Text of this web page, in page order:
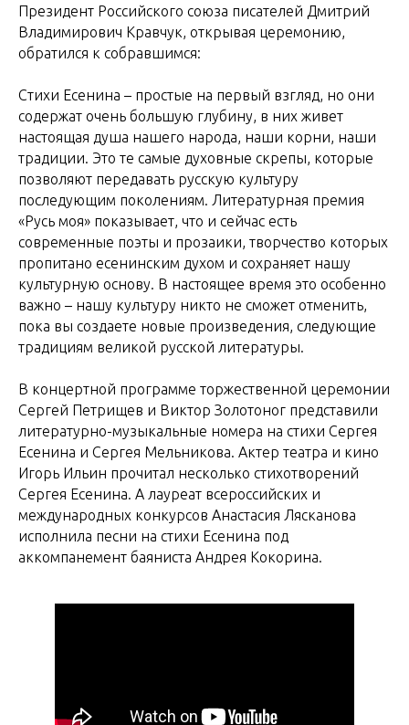
Президент Российского союза писателей Дмитрий
Владимирович Кравчук, открывая церемонию,
обратился к собравшимся:
Стихи Есенина – простые на первый взгляд, но они
содержат очень большую глубину, в них живет
настоящая душа нашего народа, наши корни, наши
традиции. Это те самые духовные скрепы, которые
позволяют передавать русскую культуру
последующим поколениям. Литературная премия
«Русь моя» показывает, что и сейчас есть
современные поэты и прозаики, творчество которых
пропитано есенинским духом и сохраняет нашу
культурную основу. В настоящее время это особенно
важно – нашу культуру никто не сможет отменить,
пока вы создаете новые произведения, следующие
традициям великой русской литературы.
В концертной программе торжественной церемонии
Сергей Петрищев и Виктор Золотоног представили
литературно-музыкальные номера на стихи Сергея
Есенина и Сергея Мельникова. Актер театра и кино
Игорь Ильин прочитал несколько стихотворений
Сергея Есенина. А лауреат всероссийских и
международных конкурсов Анастасия Лясканова
исполнила песни на стихи Есенина под
аккомпанемент баяниста Андрея Кокорина.